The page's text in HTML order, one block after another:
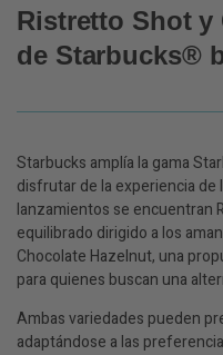
Ristretto Shot y
de Starbucks®
Starbucks amplía la gama
disfrutar de la experiencia de
lanzamientos se encuentran
equilibrado dirigido a los
Chocolate Hazelnut, una
para quienes buscan una
Ambas variedades pueden
adaptándose a las